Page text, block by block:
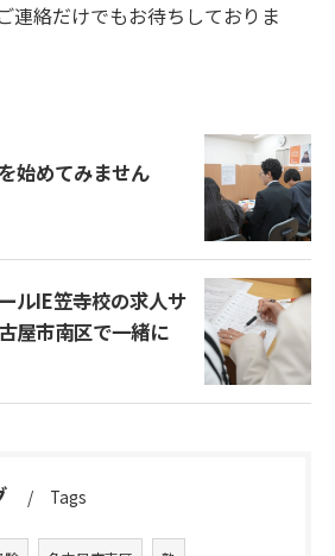
連絡だけでもお待ちしておりま
始めてみません
ルIE笠寺校の求人サ
屋市南区で一緒に
Tags